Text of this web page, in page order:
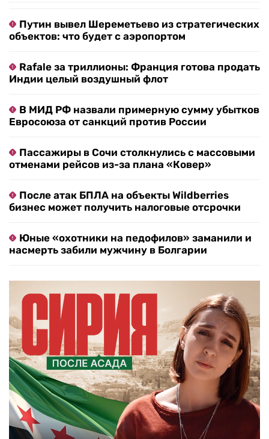
Путин вывел Шереметьево из стратегических
объектов: что будет с аэропортом
Rafale за триллионы: Франция готова продать
Индии целый воздушный флот
В МИД РФ назвали примерную сумму убытков
Евросоюза от санкций против России
Пассажиры в Сочи столкнулись с массовыми
отменами рейсов из-за плана «Ковер»
После атак БПЛА на объекты Wildberries
бизнес может получить налоговые отсрочки
Юные «охотники на педофилов» заманили и
насмерть забили мужчину в Болгарии